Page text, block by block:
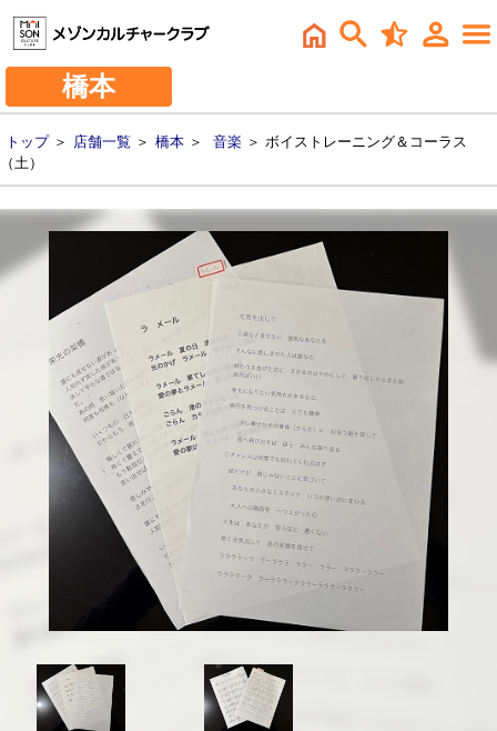
橋本
トップ＞ 店舗一覧 ＞ 橋本 ＞ 音楽 ＞ ボイストレーニング＆コーラス
（土）